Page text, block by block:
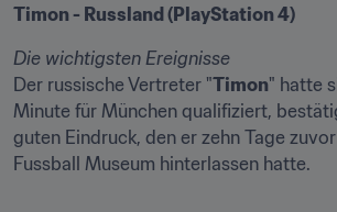
Timon - Russland (PlayStation 4)
Die wichtigsten Ereignisse
Der russische Vertreter "Timon" hatte
Minute für München qualifiziert,
guten Eindruck, den er zehn Tage zuvor
Fussball Museum hinterlassen hatte.